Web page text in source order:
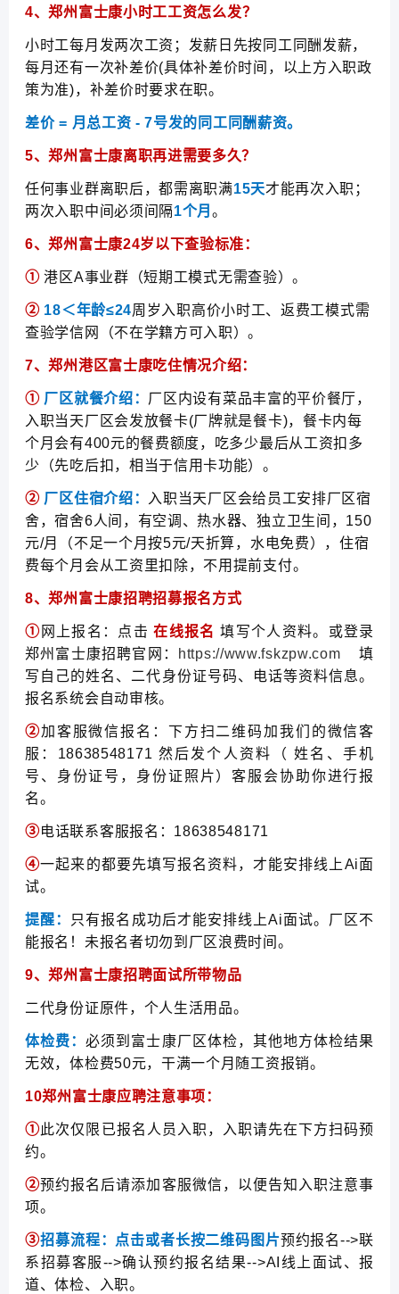
4、郑州富士康小时工工资怎么发？
小时工每月发两次工资；发薪日先按同工同酬发薪，
每月还有一次补差价(具体补差价时间，以上方入职政
策为准)，补差价时要求在职。
差价 = 月总工资 - 7号发的同工同酬薪资。
5、郑州富士康离职再进需要多久？
任何事业群离职后，都需离职满15天才能再次入职；
两次入职中间必须间隔1个月。
6、郑州富士康24岁以下查验标准：
① 港区A事业群（短期工模式无需查验）。
② 18＜年龄≤24周岁入职高价小时工、返费工模式需
查验学信网（不在学籍方可入职）。
7、郑州港区富士康吃住情况介绍：
① 厂区就餐介绍： 厂区内设有菜品丰富的平价餐厅，
入职当天厂区会发放餐卡(厂牌就是餐卡)，餐卡内每
个月会有400元的餐费额度，吃多少最后从工资扣多
少（先吃后扣，相当于信用卡功能）。
② 厂区住宿介绍：
入职当天厂区会给员工安排厂区宿
舍，宿舍6人间，有空调、热水器、独立卫生间，150
元/月（不足一个月按5元/天折算，水电免费），住宿
费每个月会从工资里扣除，不用提前支付。
8、郑州富士康招聘招募报名方式
① 网上报名：点击在线报名 填写个人资料。或登录
郑州富士康招聘官网：
https://www.fskzpw.com 填
写自己的姓名、二代身份证号码、电话等资料信息。
报名系统会自动审核。
②加客服微信报名：下方扫二维码加我们的微信客
服：18638548171 然后发个人资料（ 姓名、手机
号、身份证号，身份证照片）客服会协助你进行报
名。
③电话联系客服报名：18638548171
④一起来的都要先填写报名资料，才能安排线上Ai面
试。
提醒：
只有报名成功后才能安排线上Ai面试。厂区不
能报名！未报名者切勿到厂区浪费时间。
9、郑州富士康招聘面试所带物品
二代身份证原件，个人生活用品。
体检费：必须到富士康厂区体检，其他地方体检结果
无效，体检费50元，干满一个月随工资报销。
10郑州富士康应聘注意事项：
①此次仅限已报名人员入职，入职请先在下方扫码预
约。
②预约报名后请添加客服微信，以便告知入职注意事
项。
③招募流程： 点击或者长按二维码图片预约报名-->联
系招募客服-->确认预约报名结果-->AI线上面试、报
道、体检、入职。